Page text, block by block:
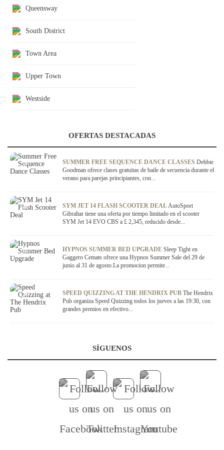
Queensway
South District
Town Area
Upper Town
Westside
OFERTAS DESTACADAS
SUMMER FREE SEQUENCE DANCE CLASSES Debbie
Goodman ofrece clases gratuitas de baile de secuencia durante el
verano para parejas principiantes, con...
OFERTA
SYM JET 14 FLASH SCOOTER DEAL AutoSport
Gibraltar tiene una oferta por tiempo limitado en el scooter
SYM Jet 14 EVO CBS a £ 2,345, reducido desde...
OFERTA
HYPNOS SUMMER BED UPGRADE Sleep Tight en
Gaggero Cemats ofrece una Hypnos Summer Sale del 29 de
junio al 31 de agosto.La promocion permite...
OFERTA
SPEED QUIZZING AT THE HENDRIX PUB The Hendrix
Pub organiza Speed Quizzing todos los jueves a las 19:30, con
grandes premios en efectivo...
OFERTA
SÍGUENOS